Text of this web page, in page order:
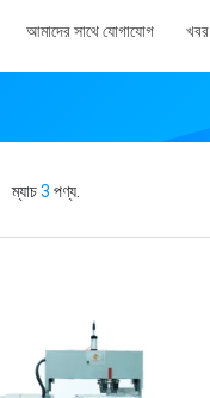
আমাদের সাথে যোগাযোগ খবর
ম্যাচ3 পণ্য.